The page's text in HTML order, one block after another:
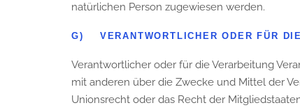
natürlichen Person zugewiesen werden.
G) VERANTWORTLICHER ODER FÜR
Verantwortlicher oder für die Verarbeitung
mit anderen über die Zwecke und Mittel der
Unionsrecht oder das Recht der